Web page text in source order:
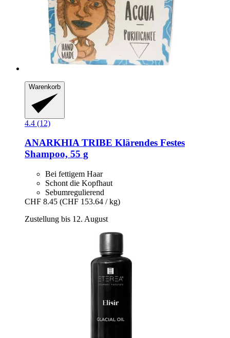
Warenkorb
4.4 (12)
ANARKHIATRIBE Klärendes Festes
Shampoo, 55 g
Bei fettigem Haar
Schont die Kopfhaut
Sebumregulierend
CHF 8.45 (CHF 153.64 / kg)
Zustellung bis 12. August